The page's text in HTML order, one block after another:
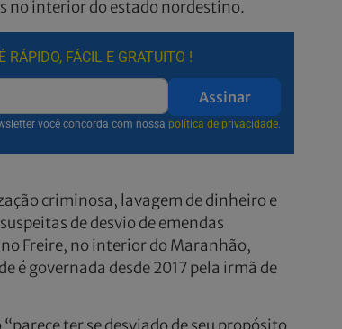
no interior do estado nordestino.
É RÁPIDO, FÁCIL E GRATUITO !
Assinar
você concorda com nossa política de privacidade.
criminosa, lavagem de dinheiro e
de desvio de emendas
Freire, no interior do Maranhão,
é governada desde 2017 pela irmã de